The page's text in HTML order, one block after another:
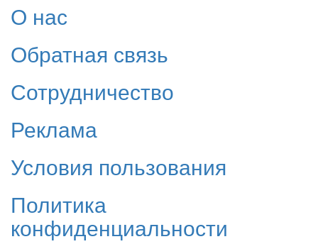
О нас
Обратная связь
Сотрудничество
Реклама
Условия пользования
Политика
конфиденциальности